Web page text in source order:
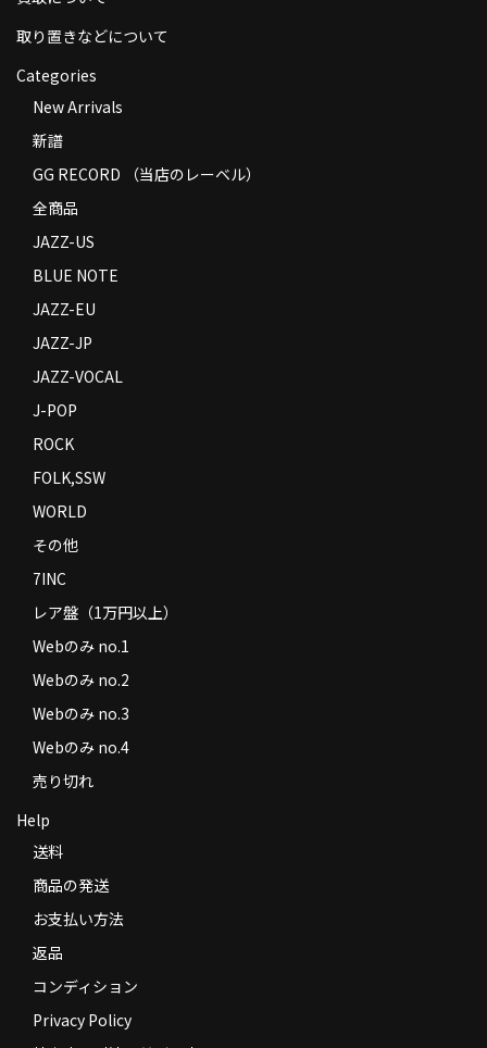
取り置きなどについて
Categories
New Arrivals
新譜
GG RECORD （当店のレーベル）
全商品
JAZZ-US
BLUE NOTE
JAZZ-EU
JAZZ-JP
JAZZ-VOCAL
J-POP
ROCK
FOLK,SSW
WORLD
その他
7INC
レア盤（1万円以上）
Webのみ no.1
Webのみ no.2
Webのみ no.3
Webのみ no.4
売り切れ
Help
送料
商品の発送
お支払い方法
返品
コンディション
Privacy Policy